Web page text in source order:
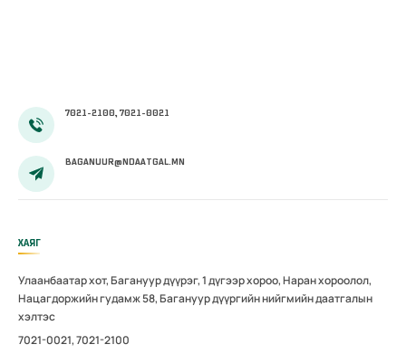
7021-2100, 7021-0021
BAGANUUR@NDAATGAL.MN
ХАЯГ
Улаанбаатар хот, Багануур дүүрэг, 1 дүгээр хороо, Наран хороолол,
Нацагдоржийн гудамж 58, Багануур дүүргийн нийгмийн даатгалын
хэлтэс
7021-0021, 7021-2100